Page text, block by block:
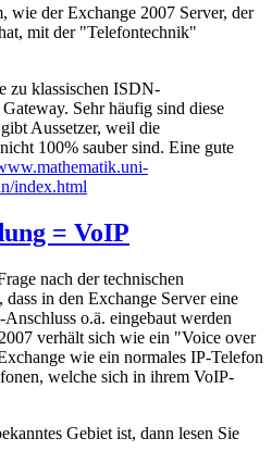
wie der Exchange 2007 Server, der
mit der "Telefontechnik"
zu klassischen ISDN-
Sehr häufig sind diese
Aussetzer, weil die
100% sauber sind. Eine gute
index.html
= VoIP
nach der technischen
in den Exchange Server eine
o.ä. eingebaut werden
verhält sich wie ein "Voice over
wie ein normales IP-Telefon
welche sich in ihrem VoIP-
Gebiet ist, dann lesen Sie